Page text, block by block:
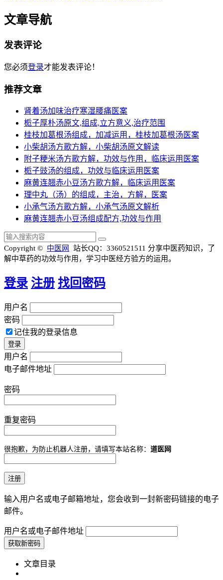
文章导航
发表评论
您必须登录才能发表评论！
推荐文章
肾着汤加味治疗寒湿腰痛医案
栀子厚朴汤原文,组成,立方意义,治疗范围
桂枝加葛根汤组成，加减运用，桂枝加葛根汤医案
小柴胡汤方歌方解，小柴胡汤原文解读
附子粳米汤方歌方解，功效与作用，临床运用医案
栀子豉汤的组成，功效与临床运用医案
麻黄连翘赤小豆汤方歌方解，临床运用医案
理中丸（汤）的组成，主治，方解，医案
小承气汤方歌方解，小承气汤原文解析
麻黄连翘赤小豆汤组成配方,功效与作用
Copyright © 中医网 站长QQ：3360521511 分享中医药知识，了
解中草药的功效与作用，学习中医经方验方的运用。
登录 注册 找回密码
用户名
密码
记住我的登录信息
用户名
电子邮件地址
密码
重复密码
很抱歉，为防止机器人注册，请填写本站名称： 道医网
输入用户名或电子邮箱地址，您会收到一封新密码链接的电子
邮件。
用户名或电子邮件地址
文章目录